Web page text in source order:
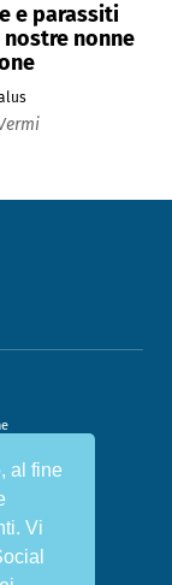
al fine
Vi
e parassiti
nonne